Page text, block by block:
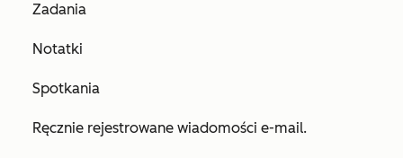
Zadania
Notatki
Spotkania
Ręcznie rejestrowane wiadomości e-mail.